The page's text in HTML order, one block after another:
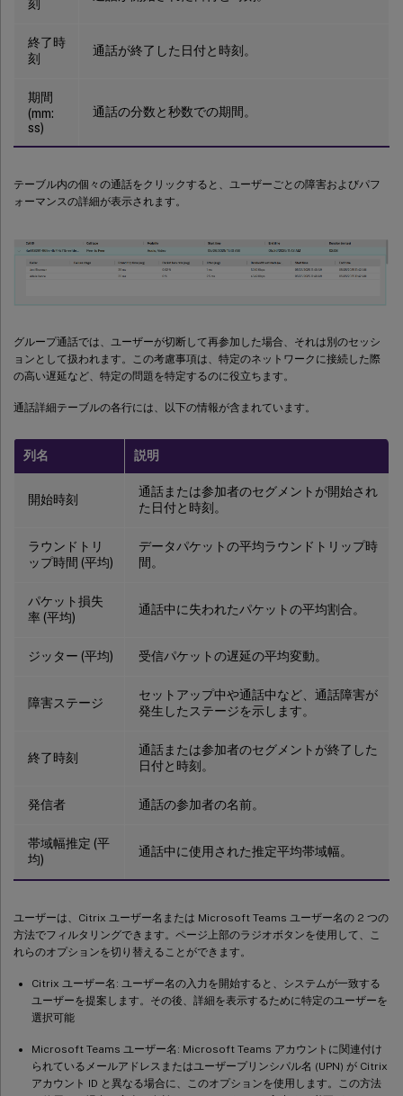
刻
終了時
刻
通話が終了した日付と時刻。
期間
(mm:
ss)
通話の分数と秒数での期間。
テーブル内の個々の通話をクリックすると、ユーザーごとの障害およびパフ
ォーマンスの詳細が表示されます。
グループ通話では、ユーザーが切断して再参加した場合、それは別のセッシ
ョンとして扱われます。この考慮事項は、特定のネットワークに接続した際
の高い遅延など、特定の問題を特定するのに役立ちます。
通話詳細テーブルの各行には、以下の情報が含まれています。
列名 説明
開始時刻
通話または参加者のセグメントが開始され
た日付と時刻。
ラウンドトリ
ップ時間 (平均)
データパケットの平均ラウンドトリップ時
間。
パケット損失
率 (平均)
通話中に失われたパケットの平均割合。
ジッター (平均) 受信パケットの遅延の平均変動。
障害ステージ
セットアップ中や通話中など、通話障害が
発生したステージを示します。
終了時刻
通話または参加者のセグメントが終了した
日付と時刻。
発信者 通話の参加者の名前。
帯域幅推定 (平
均)
通話中に使用された推定平均帯域幅。
ユーザーは、Citrix ユーザー名または Microsoft Teams ユーザー名の 2 つの
方法でフィルタリングできます。ページ上部のラジオボタンを使用して、こ
れらのオプションを切り替えることができます。
Citrix ユーザー名: ユーザー名の入力を開始すると、システムが一致する
ユーザーを提案します。その後、詳細を表示するために特定のユーザーを
選択可能
Microsoft Teams ユーザー名: Microsoft Teams アカウントに関連付け
られているメールアドレスまたはユーザープリンシパル名 (UPN) が Citrix
アカウント ID と異なる場合に、このオプションを使用します。この方法